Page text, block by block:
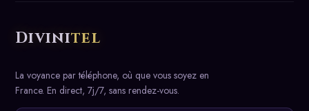
Divinitel
La voyance par téléphone, où que vous soyez en
France. En direct, 7j/7, sans rendez-vous.